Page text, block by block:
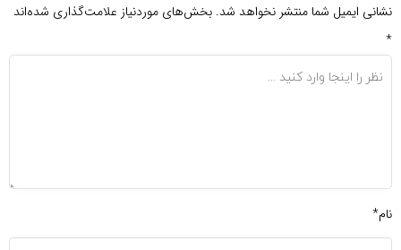
نشانی ایمیل شما منتشر نخواهد شد. بخش‌های موردنیاز علامت‌گذاری شده‌اند
*
نام*